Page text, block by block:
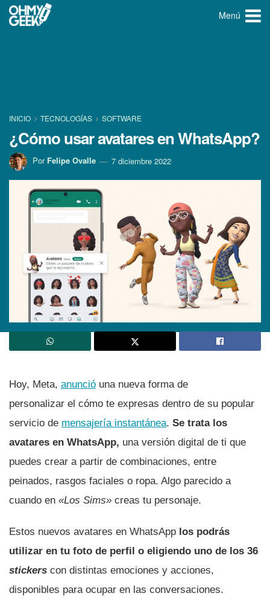
Menú
INICIO TECNOLOGÍ­AS SOFTWARE
¿Cómo usar avatares en WhatsApp?
Por Felipe Ovalle 7 diciembre 2022
Hoy, Meta, anunció una nueva forma de
personalizar el cómo te expresas dentro de su popular
servicio de mensajería instantánea. Se trata los
avatares en WhatsApp, una versión digital de ti que
puedes crear a partir de combinaciones, entre
peinados, rasgos faciales o ropa. Algo parecido a
cuando en «Los Sims» creas tu personaje.
Estos nuevos avatares en WhatsApp los podrás
utilizar en tu foto de perfil o eligiendo uno de los 36
stickers con distintas emociones y acciones,
disponibles para ocupar en las conversaciones.